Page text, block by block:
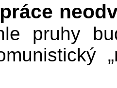
pruhy